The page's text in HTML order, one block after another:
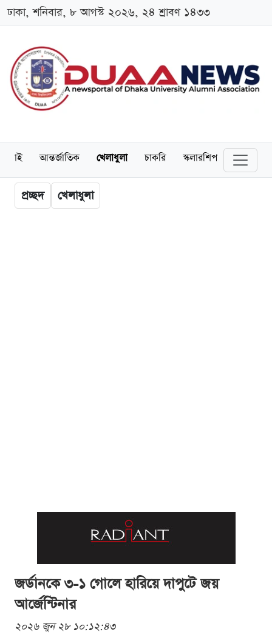
ঢাকা, শনিবার, ৮ আগস্ট ২০২৬, ২৪ শ্রাবণ ১৪৩৩
আন্তর্জাতিক খেলাধুলা চাকরি স্কলারশিপ বিনোদন
প্রচ্ছদ খেলাধুলা
জর্ডানকে ৩-১ গোলে হারিয়ে দাপুটে জয়
আর্জেন্টিনার
২০২৬ জুন ২৮ ১০:১২:৪৩